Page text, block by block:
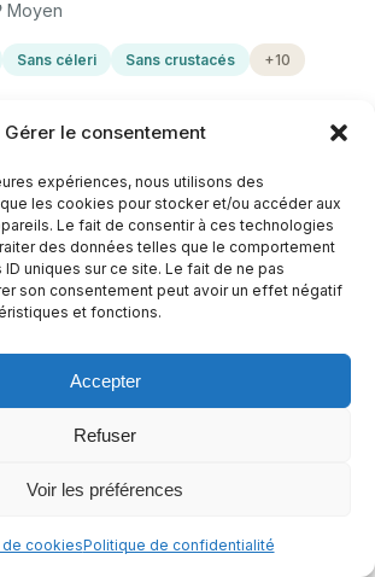
Gérer le consentement
expériences, nous utilisons des
les cookies pour stocker et/ou accéder aux
Le fait de consentir à ces technologies
des données telles que le comportement
uniques sur ce site. Le fait de ne pas
son consentement peut avoir un effet négatif
et fonctions.
Accepter
Refuser
Voir les préférences
cookiesPolitique de confidentialité
Moyen
Sans céleri Sans crustacés +10